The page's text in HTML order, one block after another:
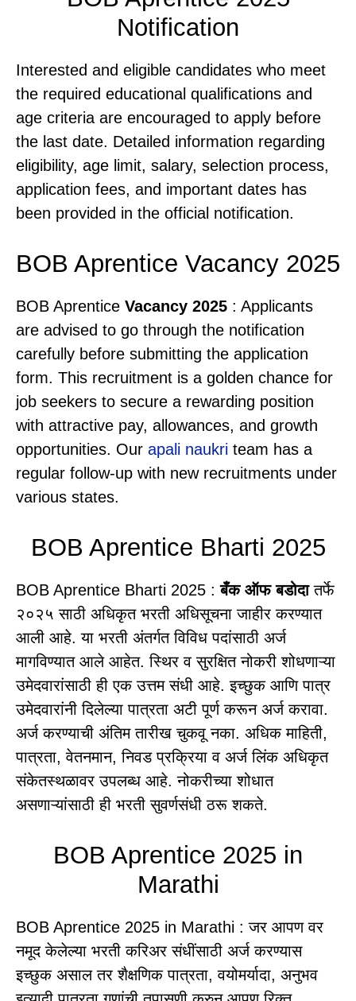
Notification
Interested and eligible candidates who meet
the required educational qualifications and
age criteria are encouraged to apply before
the last date. Detailed information regarding
eligibility, age limit, salary, selection process,
application fees, and important dates has
been provided in the official notification.
BOB Aprentice Vacancy 2025
BOB Aprentice Vacancy 2025 : Applicants
are advised to go through the notification
carefully before submitting the application
form. This recruitment is a golden chance for
job seekers to secure a rewarding position
with attractive pay, allowances, and growth
opportunities. Our apali naukri team has a
regular follow-up with new recruitments under
various states.
BOB Aprentice Bharti 2025
BOB Aprentice Bharti 2025 :बँक ऑफ बडोदातर्फे
२०२५ साठी अधिकृत भरती अधिसूचना जाहीर करण्यात
आली आहे. या भरती अंतर्गत विविध पदांसाठी अर्ज
मागविण्यात आले आहेत. स्थिर व सुरक्षित नोकरी शोधणाऱ्या
उमेदवारांसाठी ही एक उत्तम संधी आहे. इच्छुक आणि पात्र
उमेदवारांनी दिलेल्या पात्रता अटी पूर्ण करून अर्ज करावा.
अर्ज करण्याची अंतिम तारीख चुकवू नका. अधिक माहिती,
पात्रता, वेतनमान, निवड प्रक्रिया व अर्ज लिंक अधिकृत
संकेतस्थळावर उपलब्ध आहे. नोकरीच्या शोधात
असणाऱ्यांसाठी ही भरती सुवर्णसंधी ठरू शकते.
BOB Aprentice 2025 in
Marathi
BOB Aprentice 2025 in Marathi : जर आपण वर
नमूद केलेल्या भरती करिअर संधींसाठी अर्ज करण्यास
इच्छुक असाल तर शैक्षणिक पात्रता, वयोमर्यादा, अनुभव